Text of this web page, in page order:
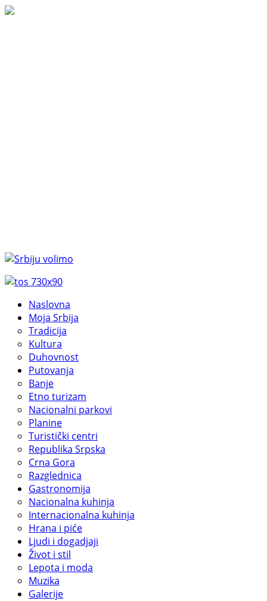
Naslovna
Moja Srbija
Tradicija
Kultura
Duhovnost
Putovanja
Banje
Etno turizam
Nacionalni parkovi
Planine
Turistički centri
Republika Srpska
Crna Gora
Razglednica
Gastronomija
Nacionalna kuhinja
Internacionalna kuhinja
Hrana i piće
Ljudi i dogadjaji
Život i stil
Lepota i moda
Muzika
Galerije